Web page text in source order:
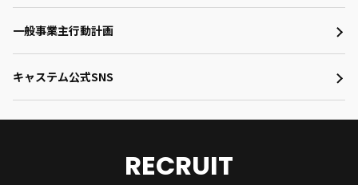
一般事業主行動計画
キャステム公式SNS
RECRUIT